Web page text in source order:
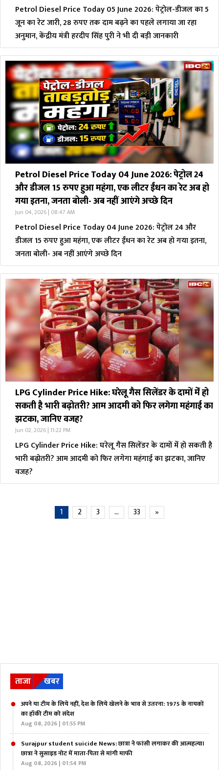
Petrol Diesel Price Today 05 June 2026: पेट्रोल-डीजल का 5
जून का रेट जारी, 28 रुपए तक दाम बढ़ने का पहले लगाया जा रहा
अनुमान, केंद्रीय मंत्री हरदीप सिंह पुरी ने भी दी बड़ी जानकारी
Petrol Diesel Price Today 04 June 2026: पेट्रोल 24
और डीजल 15 रुपए हुआ महंगा, एक लीटर ईंधन का रेट अब हो
गया इतना, जनता बोली- अब नहीं आएंगे अच्छे दिन
Jun 04, 2026 | 08:47 AM
Petrol Diesel Price Today 04 June 2026: पेट्रोल 24 और
डीजल 15 रुपए हुआ महंगा, एक लीटर ईंधन का रेट अब हो गया इतना,
जनता बोली- अब नहीं आएंगे अच्छे दिन
LPG Cylinder Price Hike: घरेलू गैस सिलेंडर के दामों मेंं हो
सकती है भारी बढ़ोतरी? आम आदमी को फिर लगेगा महंगाई का
झटका, जानिए वजह?
Jun 02, 2026 | 11:22 PM
LPG Cylinder Price Hike: घरेलू गैस सिलेंडर के दामों मेंं हो सकती है
भारी बढ़ोतरी? आम आदमी को फिर लगेगा महंगाई का झटका, जानिए
वजह?
1 2 3 … 33 »
ताजा खबर
अपने या टीम के लिये नहीं, देश के लिये खेलने के भाव से उतरना: 1975 के नायकों
का हॉकी टीम को संदेश
Aug 08, 2026 | 01:55 PM
Surajpur student suicide News: छात्रा ने फांसी लगाकर की आत्महत्या।
छात्रा ने सुसाइड नोट में माता-पिता से मांगी माफी
Aug 08, 2026 | 01:54 PM